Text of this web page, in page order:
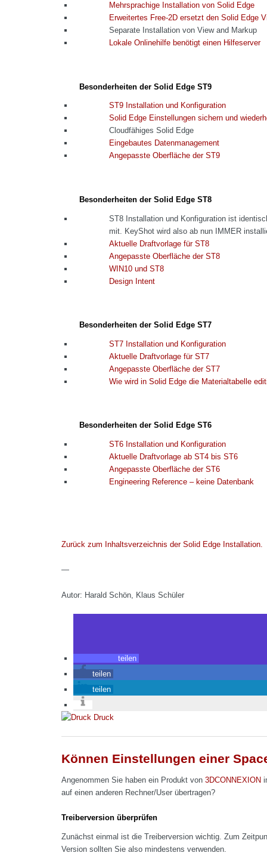
Mehrsprachige Installation von Solid Edge
Erweitertes Free-2D ersetzt den Solid Edge
Separate Installation von View and Markup
Lokale Onlinehilfe benötigt einen Hilfeserver
Besonderheiten der Solid Edge ST9
ST9 Installation und Konfiguration
Solid Edge Einstellungen sichern und
Cloudfähiges Solid Edge
Eingebautes Datenmanagement
Angepasste Oberfläche der ST9
Besonderheiten der Solid Edge ST8
ST8 Installation und Konfiguration ist
mit. KeyShot wird also ab nun IMMER
Aktuelle Draftvorlage für ST8
Angepasste Oberfläche der ST8
WIN10 und ST8
Design Intent
Besonderheiten der Solid Edge ST7
ST7 Installation und Konfiguration
Aktuelle Draftvorlage für ST7
Angepasste Oberfläche der ST7
Wie wird in Solid Edge die Materialtabelle
Besonderheiten der Solid Edge ST6
ST6 Installation und Konfiguration
Aktuelle Draftvorlage ab ST4 bis ST6
Angepasste Oberfläche der ST6
Engineering Reference – keine Datenbank
Zurück zum Inhaltsverzeichnis der Solid Edge Installation.
—
Autor: Harald Schön, Klaus Schüler
teilen
teilen
teilen
Druck
Können Einstellungen einer
Angenommen Sie haben ein Produkt von3DCONNEXION
auf einen anderen Rechner/User übertragen?
Treiberversion überprüfen
Zunächst einmal ist die Treiberversion wichtig. Zum
Version sollten Sie also mindestens verwenden.